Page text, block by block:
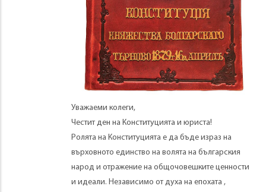
Уважаеми колеги,
Честит ден на Конституцията и юриста!
Ролята на Конституцията е да бъде израз на
върховното единство на волята на българския
народ и отражение на общочовешките ценности
и идеали. Независимо от духа на епохата ,